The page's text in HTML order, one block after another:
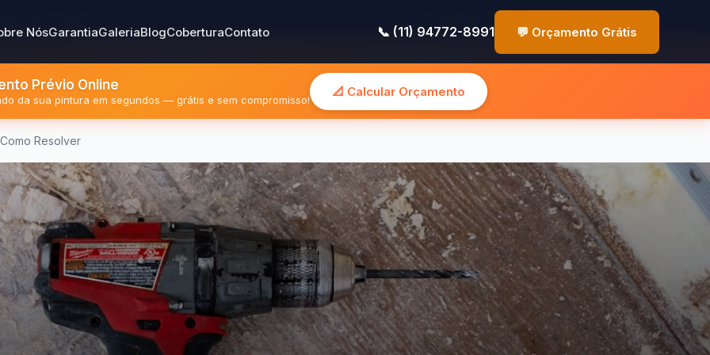
✉️ contato@pinturasp.com.br 📞 (11) 94772-8991
NósGarantiaGaleriaBlogCoberturaContato 📞 (11) 94772-8991 💬 Orçamento Grátis
Prévio Online
da sua pintura em segundos — grátis e sem compromisso!
📐 Calcular Orçamento
Resolver